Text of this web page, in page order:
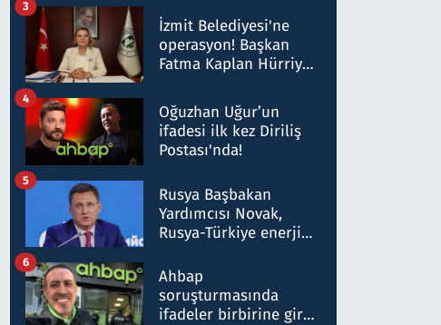
Milyar liralık para
trafiği tespit edildi
İzmit Belediyesi'ne
operasyon! Başkan
Fatma Kaplan Hürriyet
3
Oğuzhan Uğur’un
ifadesi ilk kez Diriliş
Postası'nda!
4
Rusya Başbakan
Yardımcısı Novak,
Rusya-Türkiye enerji
nitelikte olduğunu
belirtti
5
Ahbap
soruşturmasında
ifadeler birbirine girdi:
6